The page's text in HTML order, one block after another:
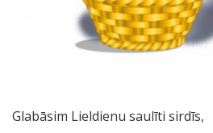
Glabāsim Lieldienu saulīti sirdīs,